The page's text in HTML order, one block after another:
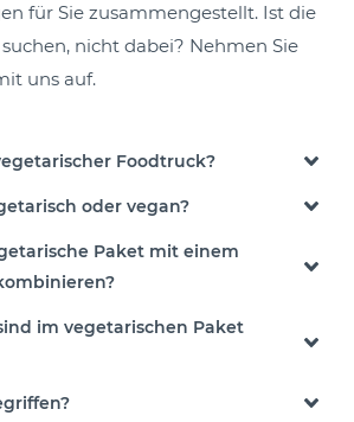
für Sie zusammengestellt. Ist die
nicht dabei? Nehmen Sie
uns auf.
Foodtruck?
oder vegan?
Paket mit einem
im vegetarischen Paket